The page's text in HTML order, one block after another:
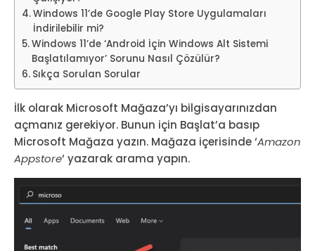
Windows 11’de Google Play Store Uygulamaları
İndirilebilir mi?
Windows 11’de ‘Android İçin Windows Alt Sistemi
Başlatılamıyor’ Sorunu Nasıl Çözülür?
Sıkça Sorulan Sorular
İlk olarak Microsoft Mağaza’yı bilgisayarınızdan
açmanız gerekiyor. Bunun için Başlat’a basıp
Microsoft Mağaza yazın. Mağaza içerisinde ‘Amazon
Appstore‘ yazarak arama yapın.